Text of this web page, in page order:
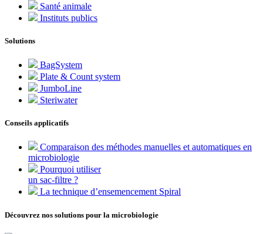
Santé animale
Instituts publics
Solutions
BagSystem
Plate & Count system
JumboLine
Steriwater
Conseils applicatifs
Comparaison des méthodes manuelles et automatiques en
microbiologie
Pourquoi utiliser
un sac-filtre ?
La technique d’ensemencement Spiral
Découvrez nos solutions pour la microbiologie